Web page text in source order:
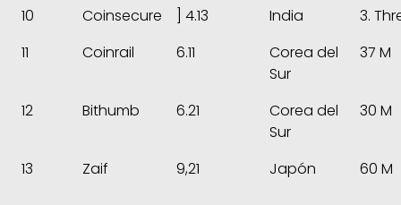
10
Coinsecure ] 4.13 India
3.
11
Coinrail 6.11
Corea del
Sur
37 M
12 Bithumb 6.21
Corea del
Sur
30 M
13 Zaif 9,21 Japón 60 M